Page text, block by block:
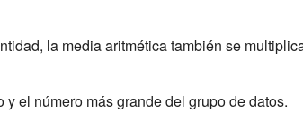
la media aritmética también se
el número más grande del grupo de datos.